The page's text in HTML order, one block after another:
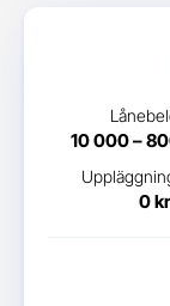
10 000 –
0 kr